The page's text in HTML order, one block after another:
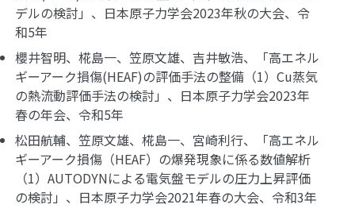
デルの検討」、日本原子力学会2023年秋の大会、令
和5年
櫻井智明、椛島一、笠原文雄、吉井敏浩、「高エネル
ギーアーク損傷(HEAF)の評価手法の整備（1）Cu蒸気
の熱流動評価手法の検討」、日本原子力学会2023年
春の年会、令和5年
松田航輔、笠原文雄、椛島一、宮崎利行、「高エネル
ギーアーク損傷（HEAF）の爆発現象に係る数値解析
（1）AUTODYNによる電気盤モデルの圧力上昇評価
の検討」、日本原子力学会2021年春の大会、令和3年